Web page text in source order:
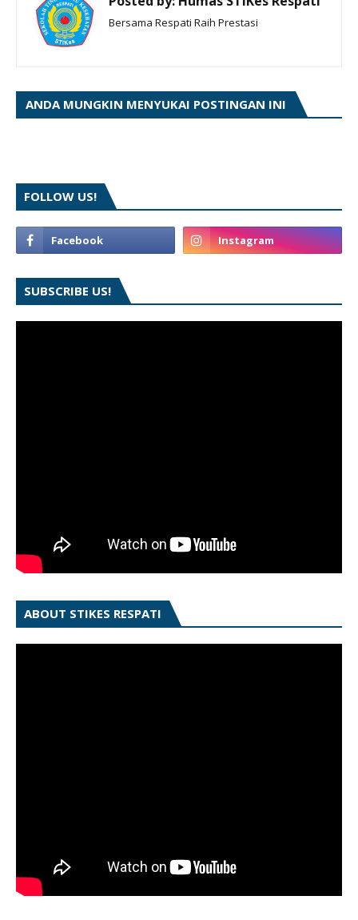
Bersama Respati Raih Prestasi
ANDA MUNGKIN MENYUKAI POSTINGAN INI
FOLLOW US!
SUBSCRIBE US!
ABOUT STIKES RESPATI